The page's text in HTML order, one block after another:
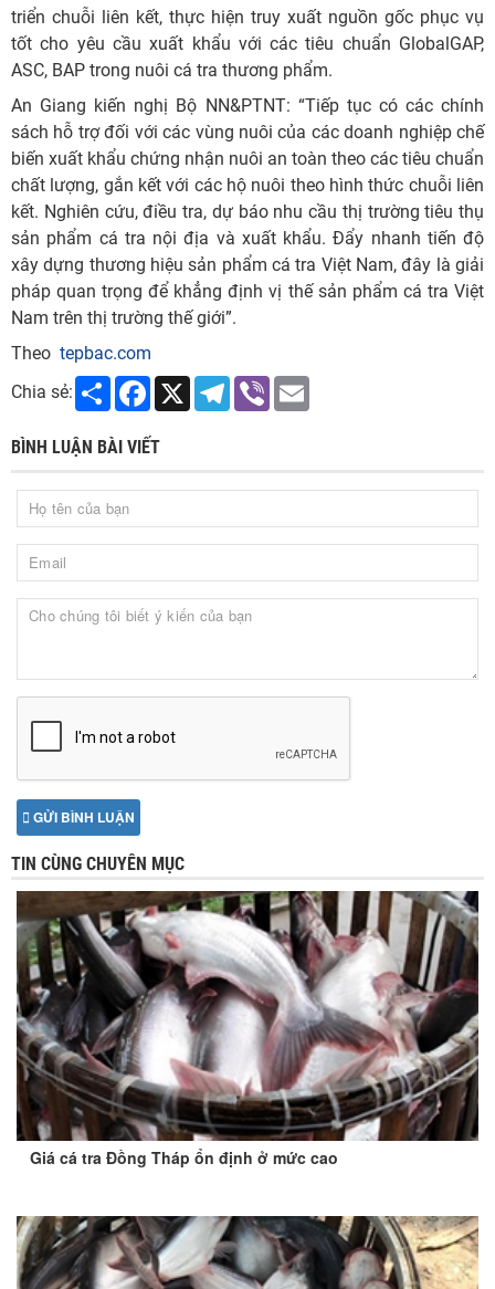
triển chuỗi liên kết, thực hiện truy xuất nguồn gốc phục vụ
tốt cho yêu cầu xuất khẩu với các tiêu chuẩn GlobalGAP,
ASC, BAP trong nuôi cá tra thương phẩm.
An Giang kiến nghị Bộ NN&PTNT: “Tiếp tục có các chính
sách hỗ trợ đối với các vùng nuôi của các doanh nghiệp chế
biến xuất khẩu chứng nhận nuôi an toàn theo các tiêu chuẩn
chất lượng, gắn kết với các hộ nuôi theo hình thức chuỗi liên
kết. Nghiên cứu, điều tra, dự báo nhu cầu thị trường tiêu thụ
sản phẩm cá tra nội địa và xuất khẩu. Đẩy nhanh tiến độ
xây dựng thương hiệu sản phẩm cá tra Việt Nam, đây là giải
pháp quan trọng để khẳng định vị thế sản phẩm cá tra Việt
Nam trên thị trường thế giới”.
Theo tepbac.com
Chia sẻ:
Share Facebook
X Telegram
Viber
BÌNH LUẬN BÀI VIẾT
GỬI BÌNH LUẬN
TIN CÙNG CHUYÊN MỤC
Giá cá tra Đồng Tháp ổn định ở mức cao